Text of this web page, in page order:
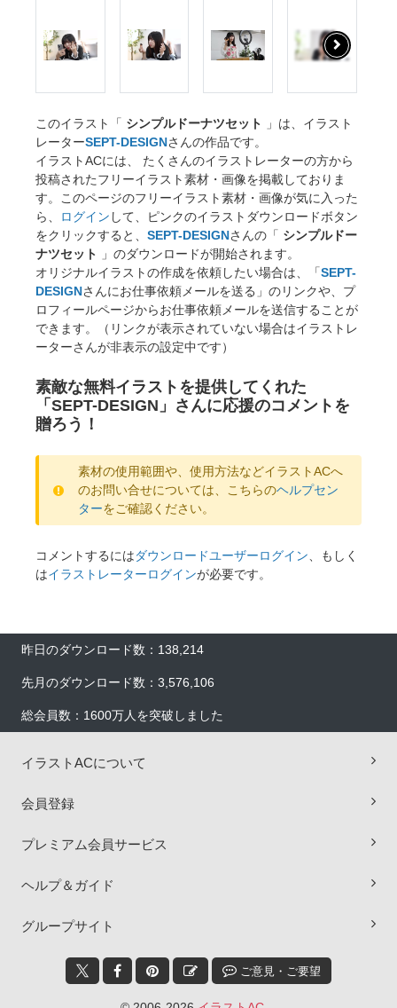
このイラスト「 シンプルドーナツセット
」は、イラスト
レーターSEPT-DESIGNさんの作品です。
イラストACには、 たくさんのイラストレーターの方から
投稿されたフリーイラスト素材・画像を掲載しておりま
す。このページのフリーイラスト素材・画像が気に入った
ら、
ログイン して、ピンクのイラストダウンロードボタン
をクリックすると、 SEPT-DESIGNさんの「 シンプルドー
ナツセット
」のダウンロードが開始されます。
オリジナルイラストの作成を依頼したい場合は、「SEPT-
DESIGNさんにお仕事依頼メールを送る」のリンクや、プ
ロフィールページからお仕事依頼メールを送信することが
できます。（リンクが表示されていない場合はイラストレ
ーターさんが非表示の設定中です）
素敵な無料イラストを提供してくれた
「SEPT-DESIGN」さんに応援のコメントを
贈ろう！
素材の使用範囲や、使用方法などイラストACへ
のお問い合せについては、こちらのヘルプセン
ターをご確認ください。
コメントするにはダウンロードユーザーログイン、もしく
はイラストレーターログインが必要です。
昨日のダウンロード数：138,214
先月のダウンロード数：3,576,106
総会員数：1600万人を突破しました
イラストACについて
会員登録
プレミアム会員サービス
ヘルプ＆ガイド
グループサイト
ご意見・ご要望